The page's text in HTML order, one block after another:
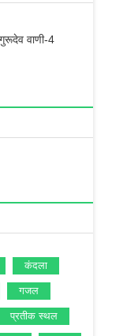
गुरूदेव वाणी-4
कंदला
गजल
प्रतीक स्‍थल